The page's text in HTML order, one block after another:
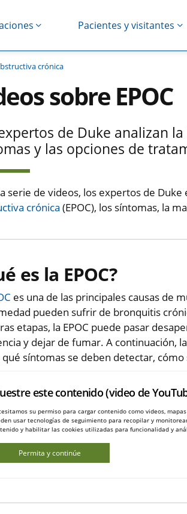
Pacientes y visitantes
crónica
sobre EPOC
de Duke analizan
y las opciones de
serie de videos, los expertos de Duke
crónica (EPOC), los síntomas, la
es la EPOC?
es una de las principales causas de
pueden sufrir de bronquitis
etapas, la EPOC puede pasar
y dejar de fumar. A continuación,
qué síntomas se deben detectar,
este contenido (video de
su permiso para cargar contenido como videos,
usar tecnologías de seguimiento para recopilar y
y habilitar las cookies utilizadas para funcionalidad y
Permita y continúe